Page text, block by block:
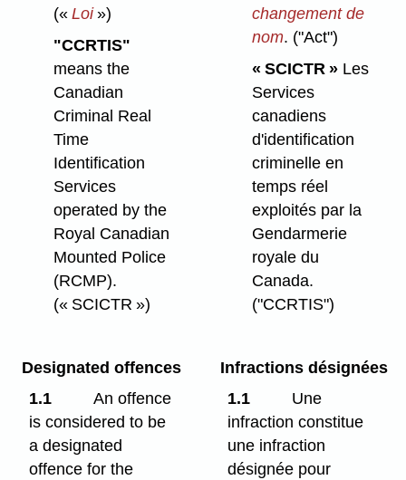
(« Loi»)
"CCRTIS"
means the
Canadian
Criminal Real
Time
Identification
Services
operated by the
Royal Canadian
Mounted Police
(RCMP).
(« SCICTR »)
changement de
nom. ("Act")
« SCICTR »Les
Services
canadiens
d'identification
criminelle en
temps réel
exploités par la
Gendarmerie
royale du
Canada.
("CCRTIS")
Designated offences
1.1
An offence
is considered to be
a designated
offence for the
Infractions désignées
1.1
Une
infraction constitue
une infraction
désignée pour